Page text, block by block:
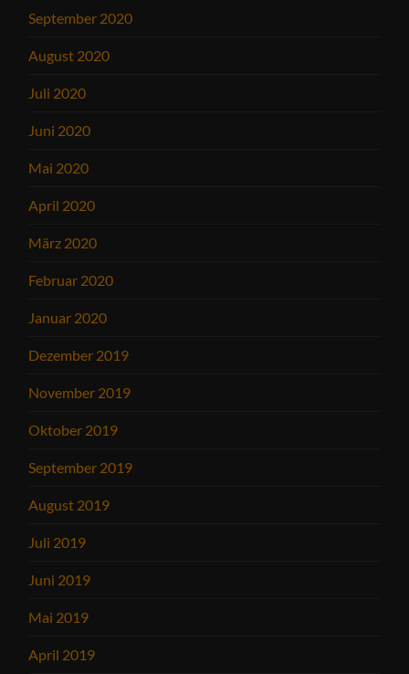
September 2020
August 2020
Juli 2020
Juni 2020
Mai 2020
April 2020
März 2020
Februar 2020
Januar 2020
Dezember 2019
November 2019
Oktober 2019
September 2019
August 2019
Juli 2019
Juni 2019
Mai 2019
April 2019